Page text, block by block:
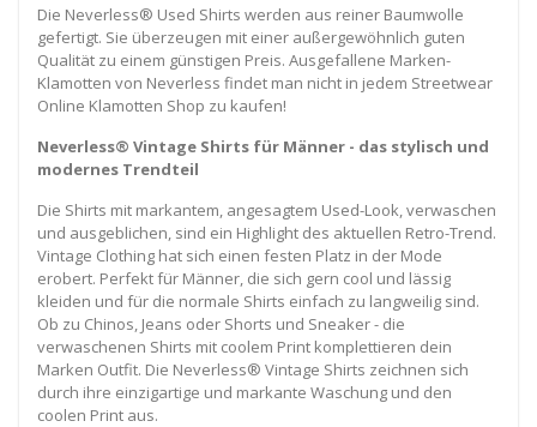
Die Neverless® Used Shirts werden aus reiner Baumwolle
gefertigt. Sie überzeugen mit einer außergewöhnlich guten
Qualität zu einem günstigen Preis. Ausgefallene Marken-
Klamotten von Neverless findet man nicht in jedem Streetwear
Online Klamotten Shop zu kaufen!
Neverless® Vintage Shirts für Männer - das stylisch und
modernes Trendteil
Die Shirts mit markantem, angesagtem Used-Look, verwaschen
und ausgeblichen, sind ein Highlight des aktuellen Retro-Trend.
Vintage Clothing hat sich einen festen Platz in der Mode
erobert. Perfekt für Männer, die sich gern cool und lässig
kleiden und für die normale Shirts einfach zu langweilig sind.
Ob zu Chinos, Jeans oder Shorts und Sneaker - die
verwaschenen Shirts mit coolem Print komplettieren dein
Marken Outfit. Die Neverless® Vintage Shirts zeichnen sich
durch ihre einzigartige und markante Waschung und den
coolen Print aus.